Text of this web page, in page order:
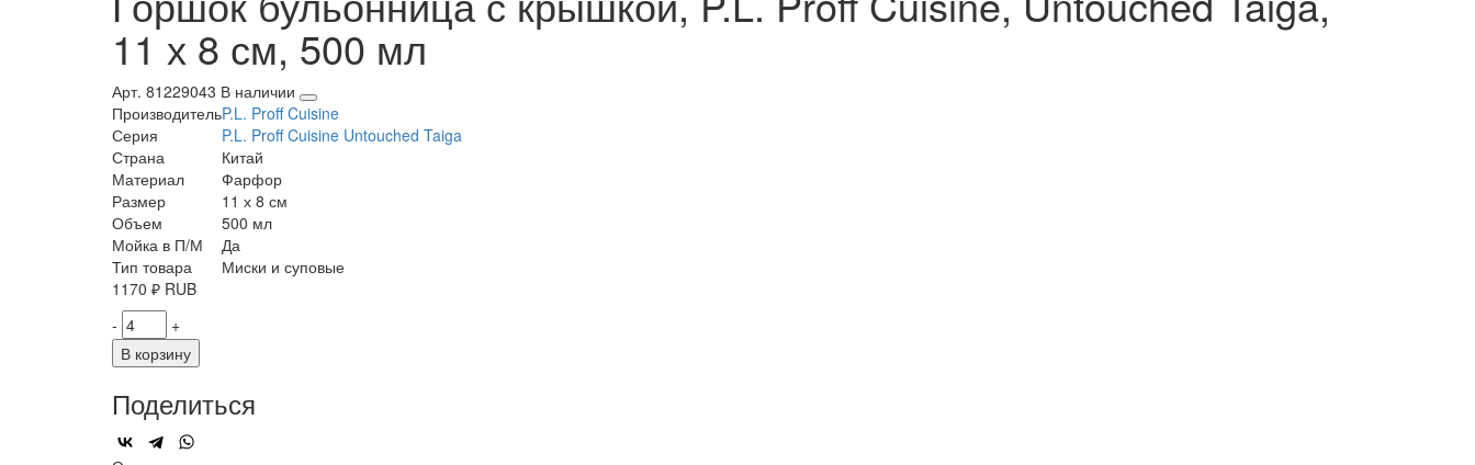
11 х 8 см, 500 мл
Арт. 81229043 В наличии
ПроизводительP.L. Proff Cuisine
Серия
P.L. Proff Cuisine Untouched Taiga
Страна
Китай
Материал
Фарфор
Размер
11 х 8 см
Объем
500 мл
Мойка в П/М
Да
Тип товара
Миски и суповые
1170 ₽ RUB
-
+
В корзину
Поделиться